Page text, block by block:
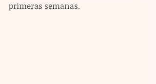
primeras semanas.